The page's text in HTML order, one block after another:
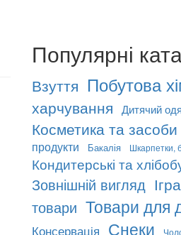
Популярні
Взуття Побутова
харчування
Дитячий
Косметика та засоби
продукти
Бакалія Шкарпетки,
Кондитерські та
Зовнішній вигляд
товари Товари для
Консервація Снеки